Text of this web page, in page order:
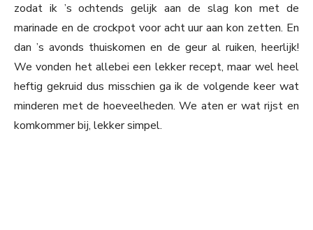
zodat ik ’s ochtends gelijk aan de slag kon met de
marinade en de crockpot voor acht uur aan kon zetten. En
dan ’s avonds thuiskomen en de geur al ruiken, heerlijk!
We vonden het allebei een lekker recept, maar wel heel
heftig gekruid dus misschien ga ik de volgende keer wat
minderen met de hoeveelheden. We aten er wat rijst en
komkommer bij, lekker simpel.